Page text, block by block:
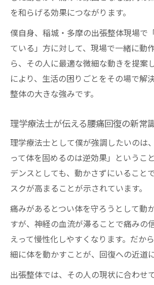
を和らげる効果につながります。
僕自身、稲城・多摩の出張整体現場で
ている」方に対して、現場で一緒に動
ら、その人に最適な微細な動きを提案
により、生活の困りごとをその場で解
整体の大きな強みです。
理学療法士が伝える腰痛回復の新常
理学療法士として僕が強調したいのは
って体を固めるのは逆効果」というこ
デンスとしても、動かさずにいること
スクが高まることが示されています。
痛みがあるとつい体を守ろうとして動
すが、神経の血流が滞ることで痛みの
えって慢性化しやすくなります。だか
細に体を動かすことが、回復への近道
出張整体では、その人の現状に合わせ